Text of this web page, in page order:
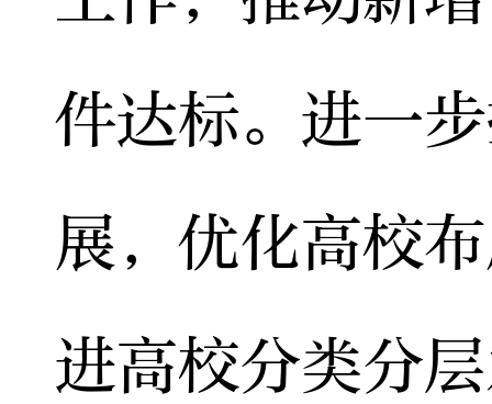
件达标。进一
展，优化高校
进高校分类分